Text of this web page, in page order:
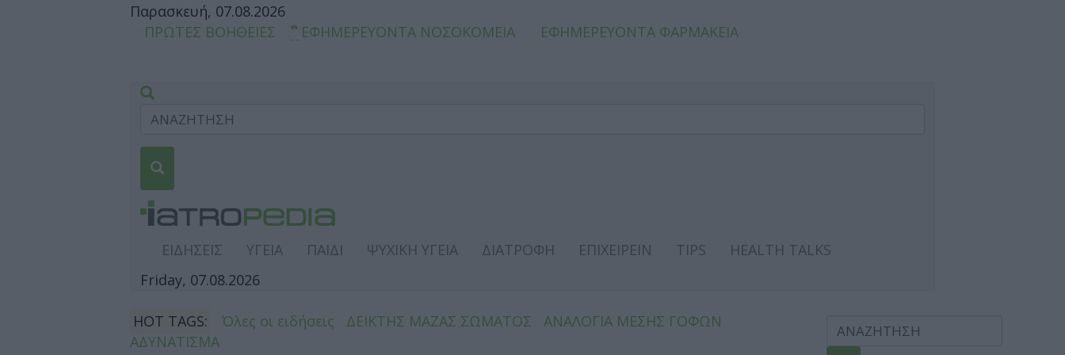
Παρασκευή, 07.08.2026
ΠΡΩΤΕΣ ΒΟΗΘΕΙΕΣ
ΕΦΗΜΕΡΕΥΟΝΤΑ ΝΟΣΟΚΟΜΕΙΑ ΕΦΗΜΕΡΕΥΟΝΤΑ ΦΑΡΜΑΚΕΙΑ
ΕΙΔΗΣΕΙΣ ΥΓΕΙΑ ΠΑΙΔΙ ΨΥΧΙΚΗ ΥΓΕΙΑ ΔΙΑΤΡΟΦΗ ΕΠΙΧΕΙΡΕΙΝ TIPS
HEALTH TALKS
Friday, 07.08.2026
HOT TAGS: Όλες οι ειδήσεις ΔΕΙΚΤΗΣ ΜΑΖΑΣ ΣΩΜΑΤΟΣ
ΑΝΑΛΟΓΙΑ ΜΕΣΗΣ ΓΟΦΩΝ
ΑΔΥΝΑΤΙΣΜΑ